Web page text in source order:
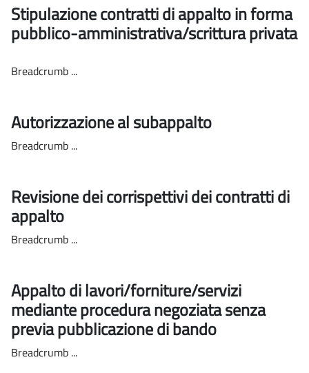
Stipulazione contratti di appalto in forma
pubblico-amministrativa/scrittura privata
Breadcrumb ...
Autorizzazione al subappalto
Breadcrumb ...
Revisione dei corrispettivi dei contratti di
appalto
Breadcrumb ...
Appalto di lavori/forniture/servizi
mediante procedura negoziata senza
previa pubblicazione di bando
Breadcrumb ...